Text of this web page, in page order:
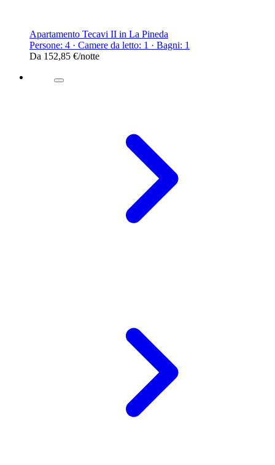
Apartamento Tecavi II in La Pineda
Persone: 4 · Camere da letto: 1 · Bagni: 1
Da 152,85 €/notte